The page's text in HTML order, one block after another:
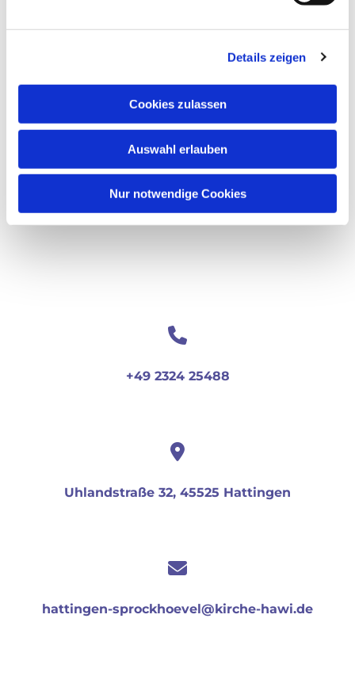
Details zeigen
Cookies zulassen
Auswahl erlauben
Nur notwendige Cookies
+49 2324 25488
Uhlandstraße 32, 45525 Hattingen
hattingen-sprockhoevel@kirche-hawi.de